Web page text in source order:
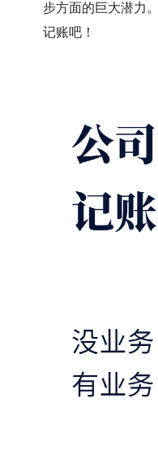
步方面的巨大潜力
记账吧！